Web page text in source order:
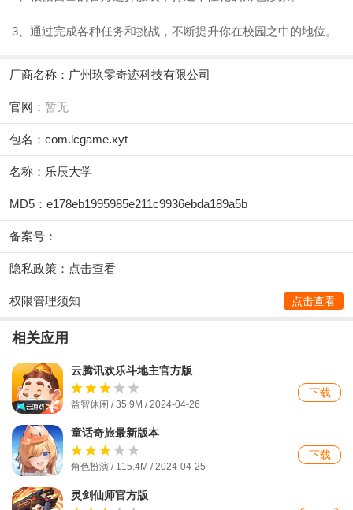
3、通过完成各种任务和挑战，不断提升你在校园之中的地位。
厂商名称： 广州玖零奇迹科技有限公司
官网： 暂无
包名：com.lcgame.xyt
名称：乐辰大学
MD5：e178eb1995985e211c9936ebda189a5b
备案号：
隐私政策： 点击查看
权限管理须知 点击查看
相关应用
云腾讯欢乐斗地主官方版
益智休闲 / 35.9M / 2024-04-26
下载
童话奇旅最新版本
角色扮演 / 115.4M / 2024-04-25
下载
灵剑仙师官方版